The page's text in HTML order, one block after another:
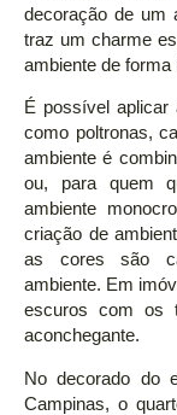
decoração de um
traz um charme
ambiente de forma
É possível
como poltronas,
ambiente é
ou, para quem
ambiente
criação de
as cores são
ambiente. Em
escuros com os
aconchegante.
No decorado do
Campinas, o